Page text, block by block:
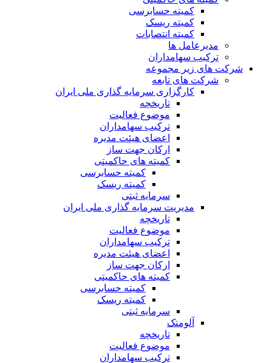
کمیته حسابرسی
کمیته ریسک
کمیته انتصابات
مدیرعامل ها
ترکیب سهامداران
شرکت های زیر مجموعه
شرکت های تابعه
کارگزاری سرمایه گذاری ملی ایران
تاریخچه
موضوع فعالیت
ترکیب سهامداران
اعضای هیئت مدیره
ارکان جهت ساز
کمیته های حاکمیتی
کمیته حسابرسی
کمیته ریسک
سرمایه ثبتی
مدیریت سرمایه گذاری ملی ایران
تاریخچه
موضوع فعالیت
ترکیب سهامداران
اعضای هیئت مدیره
ارکان جهت ساز
کمیته های حاکمیتی
کمیته حسابرسی
کمیته ریسک
سرمایه ثبتی
آلومتک
تاریخچه
موضوع فعالیت
ترکیب سهامداران